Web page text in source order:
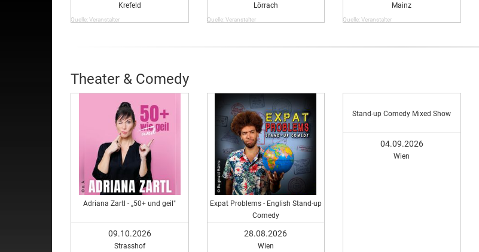
Krefeld
Quelle: Veranstalter
Lörrach
Quelle: Veranstalter
Mainz
Quelle: Veranstalter
Theater & Comedy
Adriana Zartl - „50+ und geil"
09.10.2026
Strasshof
Expat Problems - English Stand-up
Comedy
28.08.2026
Wien
Stand-up Comedy Mixed Show
04.09.2026
Wien